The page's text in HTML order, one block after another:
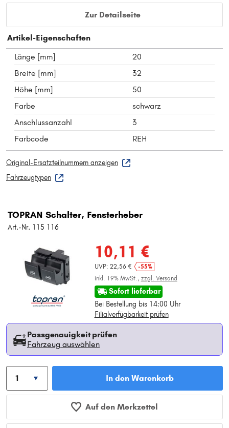
Zur Detailseite
Artikel-Eigenschaften
Länge [mm]
20
Breite [mm]
32
Höhe [mm]
50
Farbe
schwarz
Anschlussanzahl
3
Farbcode
REH
Original-Ersatzteilnummern anzeigen
Fahrzeugtypen
TOPRAN Schalter, Fensterheber
Art.-Nr. 115 116
10,11 €
UVP: 22,56 €
-55%
inkl. 19% MwSt., zzgl. Versand
Sofort lieferbar
Bei Bestellung bis 14:00 Uhr
Filialverfügbarkeit prüfen
Passgenauigkeit prüfen
Fahrzeug auswählen
In den Warenkorb
Auf den Merkzettel